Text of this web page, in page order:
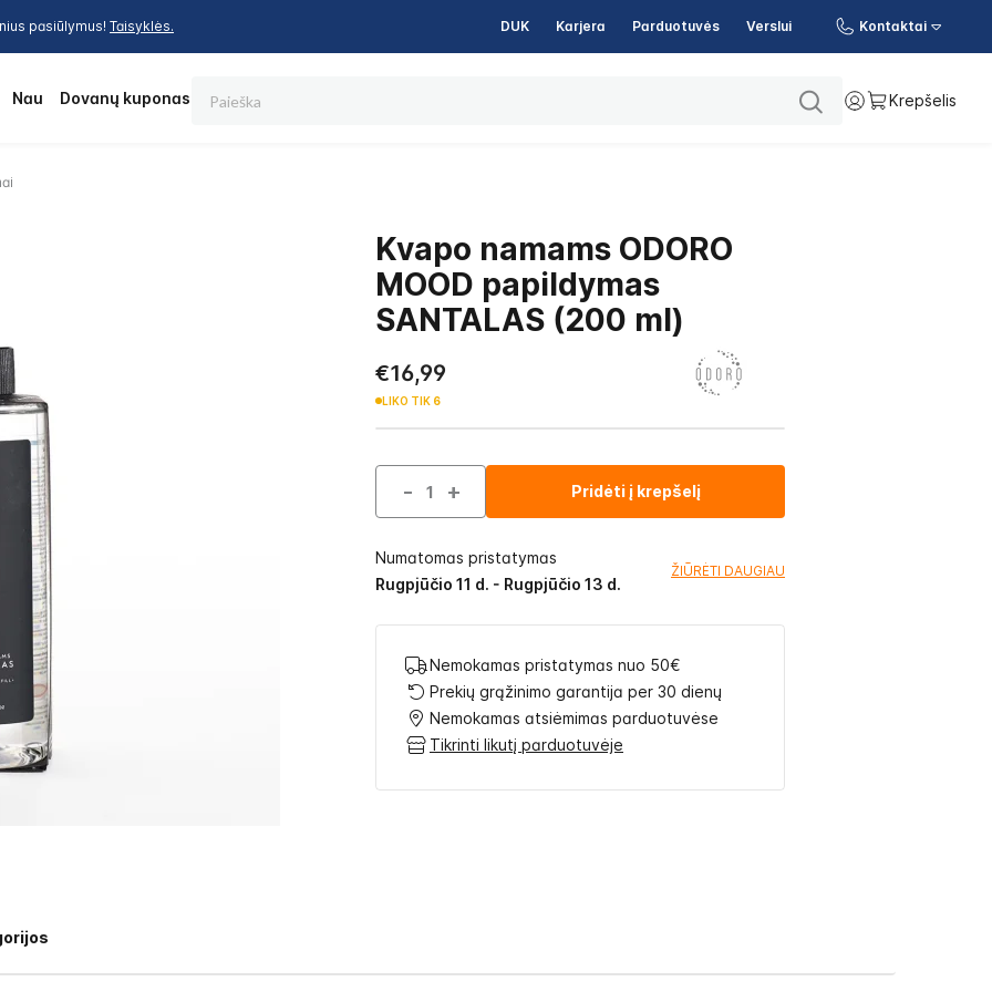
pasiūlymus! Taisyklės. DUK Karjera Parduotuvės Verslui Kontaktai
Nauja Dovanų kuponas Krepšelis
Kvapo namams ODORO
MOOD papildymas
SANTALAS (200 ml)
€16,99
LIKO TIK 6
- + Pridėti į krepšelį
Numatomas pristatymas
Rugpjūčio 11 d. - Rugpjūčio 13 d.
ŽIŪRĖTI DAUGIAU
Nemokamas pristatymas nuo 50€
Prekių grąžinimo garantija per 30 dienų
Nemokamas atsiėmimas parduotuvėse
Tikrinti likutį parduotuvėje